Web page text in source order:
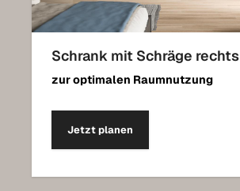
Schrank mit Schräge rechts
zur optimalen Raumnutzung
Jetzt planen